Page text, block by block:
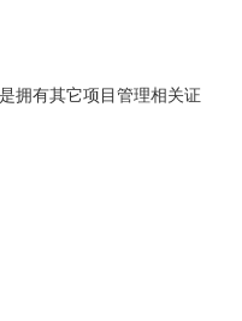
有其它项目管理相关证